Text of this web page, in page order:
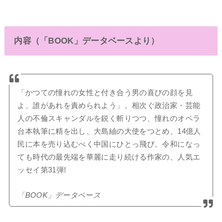
内容（「BOOK」データベースより）
「かつての憧れの女性と付き合う男の喜びの顔を見
よ、誰があれを責められよう」。相次ぐ政治家・芸能
人の不倫スキャンダルを鋭く斬りつつ、憧れのオペラ
台本執筆に精を出し、大島紬の大使をつとめ、14億人
民に本を売り込むべく中国にひとっ飛び。令和になっ
ても時代の最先端を華麗に走り続ける作家の、人気エ
ッセイ第31弾!
「BOOK」データベース